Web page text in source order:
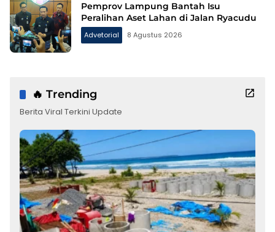
Pemprov Lampung Bantah Isu
Peralihan Aset Lahan di Jalan Ryacudu
Advetorial 8 Agustus 2026
🔥 Trending
Berita Viral Terkini Update